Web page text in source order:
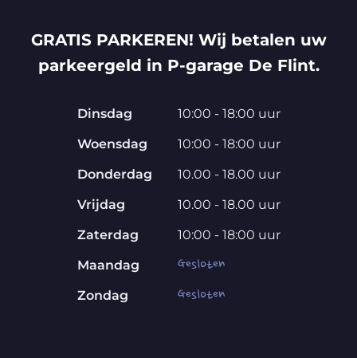
GRATIS PARKEREN! Wij betalen uw
parkeergeld in P-garage De Flint.
Dinsdag
10:00 - 18:00 uur
Woensdag
10:00 - 18:00 uur
Donderdag
10.00 - 18.00 uur
Vrijdag
10.00 - 18.00 uur
Zaterdag
10:00 - 18:00 uur
Maandag
Gesloten
Zondag Gesloten